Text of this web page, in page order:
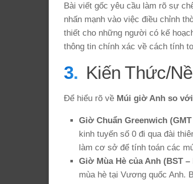
Bài viết gốc yêu cầu làm rõ sự
nhấn mạnh vào việc điều chỉnh
thiết cho những người có kế
thông tin chính xác về cách tính
Kiến Thức/
Để hiểu rõ về Múi giờ Anh so
Giờ Chuẩn Greenwich
kinh tuyến số 0 đi qua đài
làm cơ sở để tính toán các
Giờ Mùa Hè của Anh (BST
mùa hè tại Vương quốc Anh.